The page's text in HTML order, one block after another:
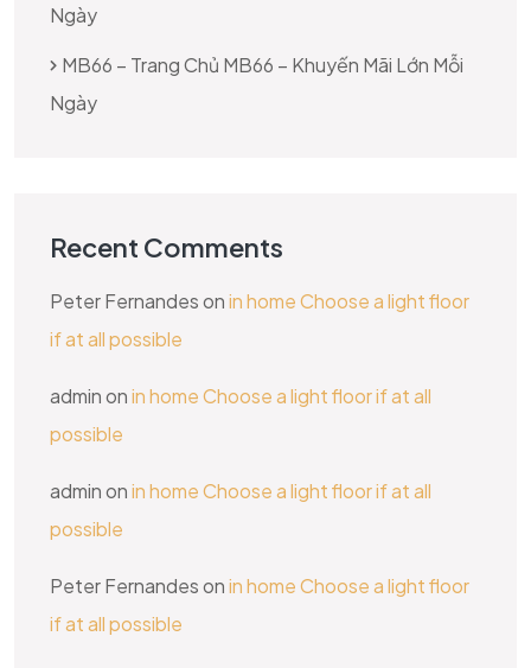
Ngày
MB66 – Trang Chủ MB66 – Khuyến Mãi Lớn Mỗi
Ngày
Recent Comments
Peter Fernandesonin home Choose a light floor
if at all possible
adminonin home Choose a light floor if at all
possible
adminonin home Choose a light floor if at all
possible
Peter Fernandesonin home Choose a light floor
if at all possible